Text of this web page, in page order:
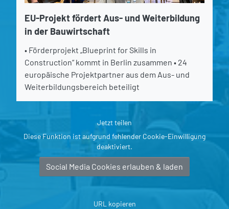
EU-Projekt fördert Aus- und Weiterbildung
in der Bauwirtschaft
• Förderprojekt „Blueprint for Skills in
Construction“ kommt in Berlin zusammen • 24
europäische Projektpartner aus dem Aus- und
Weiterbildungsbereich beteiligt
Jetzt teilen
Diese Funktion ist aufgrund fehlender Cookie-Einwilligung
deaktiviert.
Social Media Cookies erlauben & laden
URL kopieren